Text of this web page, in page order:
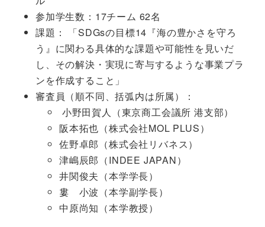
参加学生数：17チーム 62名
課題： 「SDGsの目標14『海の豊かさを守ろ
う』に関わる具体的な課題や可能性を見いだ
し、その解決・実現に寄与するような事業プラ
ンを作成すること」
審査員（順不同、括弧内は所属）：
小野田賀人（東京商工会議所 港支部）
阪本拓也（株式会社MOL PLUS）
佐野卓郎（株式会社リバネス）
津嶋辰郎（INDEE JAPAN）
井関俊夫（本学学長）
婁 小波（本学副学長）
中原尚知（本学教授）